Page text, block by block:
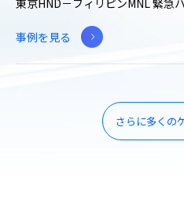
東京HND－フィリピンMNL 緊急
事例を見る
さらに多くの